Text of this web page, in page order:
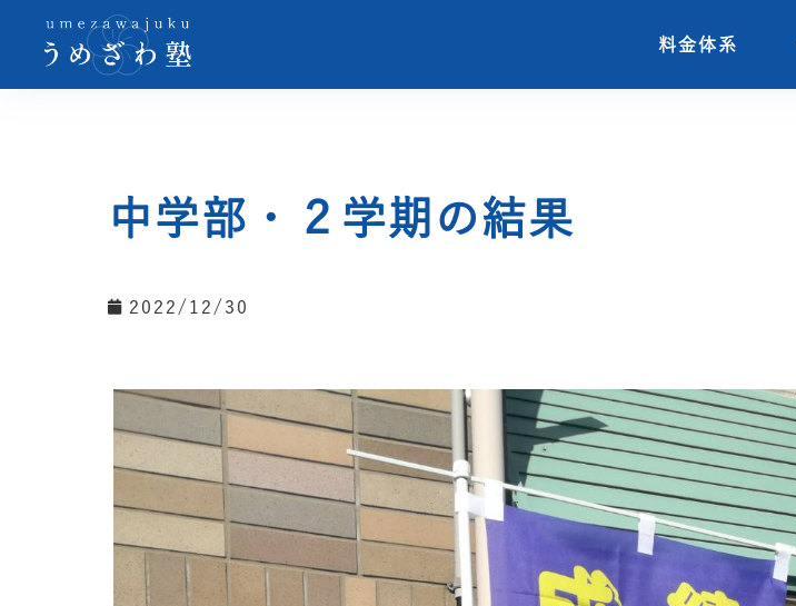
料金体系
料金体系
中学部・２学期の結果
2022/12/30